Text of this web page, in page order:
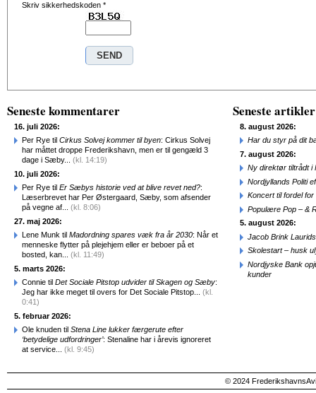
Skriv sikkerhedskoden *
Seneste kommentarer
16. juli 2026:
Per Rye til Cirkus Solvej kommer til byen: Cirkus Solvej
har måttet droppe Frederikshavn, men er til gengæld 3
dage i Sæby... (kl. 14:19)
10. juli 2026:
Per Rye til Er Sæbys historie ved at blive revet ned?:
Læserbrevet har Per Østergaard, Sæby, som afsender
på vegne af... (kl. 8:06)
27. maj 2026:
Lene Munk til Madordning spares væk fra år 2030: Når et
menneske flytter på plejehjem eller er beboer på et
bosted, kan... (kl. 11:49)
5. marts 2026:
Connie til Det Sociale Pitstop udvider til Skagen og Sæby:
Jeg har ikke meget til overs for Det Sociale Pitstop... (kl.
0:41)
5. februar 2026:
Ole knuden til Stena Line lukker færgerute efter
‘betydelige udfordringer’: Stenaline har i årevis ignoreret
at service... (kl. 9:45)
Seneste artikler
8. august 2026:
Har du styr på dit
7. august 2026:
Ny direktør tiltrådt i
Nordjyllands Politi
Koncert til fordel
Populære Pop – &
5. august 2026:
Jacob Brink
Skolestart – husk
Nordjyske Bank
kunder
© 2024